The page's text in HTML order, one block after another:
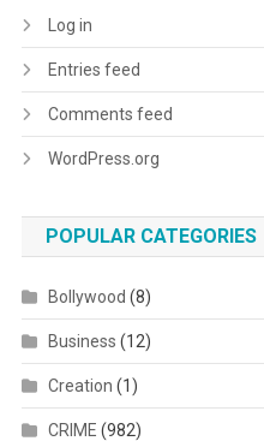
Log in
Entries feed
Comments feed
WordPress.org
POPULAR CATEGORIES
Bollywood (8)
Business (12)
Creation (1)
CRIME (982)